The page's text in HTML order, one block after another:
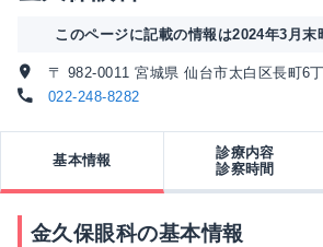
このページに記載の情報は2024年3月末
〒 982-0011 宮城県 仙台市太白区長町6
022-248-8282
基本情報
診療内容
診察時間
金久保眼科の基本情報